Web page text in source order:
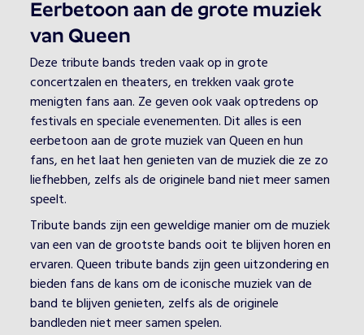
Eerbetoon aan de grote muziek
van Queen
Deze tribute bands treden vaak op in grote
concertzalen en theaters, en trekken vaak grote
menigten fans aan. Ze geven ook vaak optredens op
festivals en speciale evenementen. Dit alles is een
eerbetoon aan de grote muziek van Queen en hun
fans, en het laat hen genieten van de muziek die ze zo
liefhebben, zelfs als de originele band niet meer samen
speelt.
Tribute bands zijn een geweldige manier om de muziek
van een van de grootste bands ooit te blijven horen en
ervaren. Queen tribute bands zijn geen uitzondering en
bieden fans de kans om de iconische muziek van de
band te blijven genieten, zelfs als de originele
bandleden niet meer samen spelen.